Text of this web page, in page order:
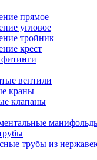
прямое
угловое
тройник
крест
вентили
краны
клапаны
трубы из